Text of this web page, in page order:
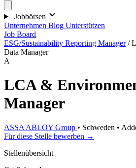
Jobbörsen
Unternehmen Blog Unterstützen
Job Board
ESG/Sustainability Reporting Manager /
Data Manager
A
LCA &
Manager
ASSA ABLOY Group • Schweden •
Für diese Stelle bewerben →
Stellenübersicht